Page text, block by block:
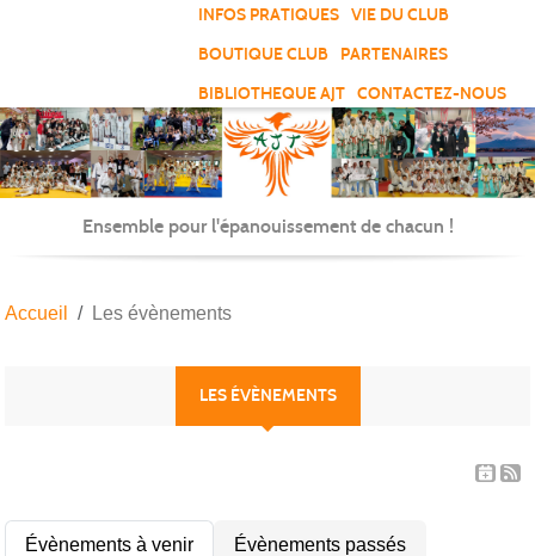
INFOS PRATIQUES
VIE DU CLUB
BOUTIQUE CLUB
PARTENAIRES
BIBLIOTHEQUE AJT
CONTACTEZ-NOUS
Ensemble pour l'épanouissement de chacun !
Accueil Les évènements
LES ÉVÈNEMENTS
Évènements à venir Évènements passés
Panneau de gestion des cookies